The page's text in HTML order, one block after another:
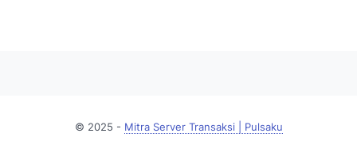
© 2025 - Mitra Server Transaksi | Pulsaku